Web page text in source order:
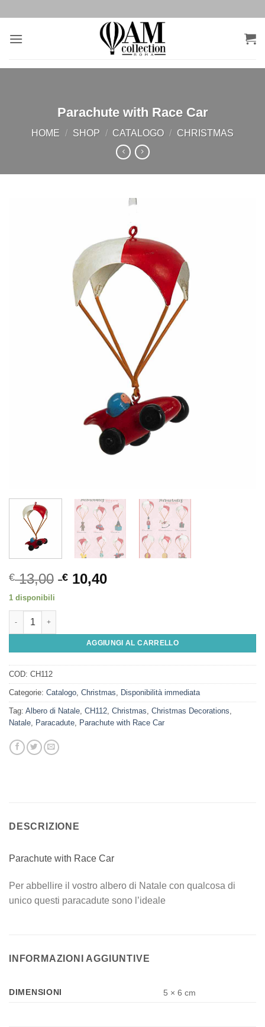
contenuti
Parachute with Race Car
HOME / SHOP / CATALOGO / CHRISTMAS
€13,00 € 10,40
1 disponibili
Parachute with Race Car quantità
AGGIUNGI AL CARRELLO
COD: CH112
Categorie: Catalogo, Christmas, Disponibilità immediata
Tag: Albero di Natale, CH112, Christmas, Christmas Decorations,
Natale, Paracadute, Parachute with Race Car
DESCRIZIONE
Parachute with Race Car
Per abbellire il vostro albero di Natale con qualcosa di
unico questi paracadute sono l’ideale
INFORMAZIONI AGGIUNTIVE
DIMENSIONI 5 × 6 cm